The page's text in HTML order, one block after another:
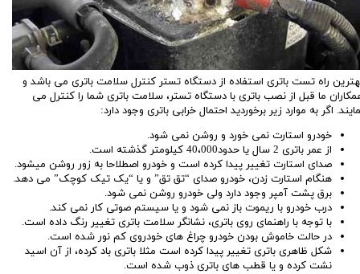
راه تست باتری استفاده از دستگاه تستر کنترل سلامت باتری می باشد و
ما قبل از نصب باتری با دستگاه تستر، سلامت باتری شما را کنترل می
اگر به موارد زیر برخوردید احتمال خرابی باتری وجود دارد:
خودرو استارت نمی خورد و روشن نمی شود.
از عمر باتری 2 سال یا حدود40،000 کیلومتر گذشته است.
صدای استارت تغییر پیدا کرده است و خودرو اصطلاحا به زور روشن میشود.
هنگام استارت زدن، خودرو صدای “تق تق” و یا “یک تیک کوچک” می دهد.
برق پشت آمپر وجود دارد ولی خودرو روشن نمی شود.
درب خودرو با ریموت باز نمی شود و یا سیستم صوتی کار نمی کند.
با توجه با راهنمای روی باتری، نشانگر سلامت باتری تغییر رنگ داده است.
در حالت خاموش بودن خودرو چراغ های خودروی کم نور شده است.
شکل ظاهری باتری تغییر پیدا کرده است مثلا باتری باد کرده، از آن اسید
نشت کرده و یا قطب های باتری ذوب شده است.